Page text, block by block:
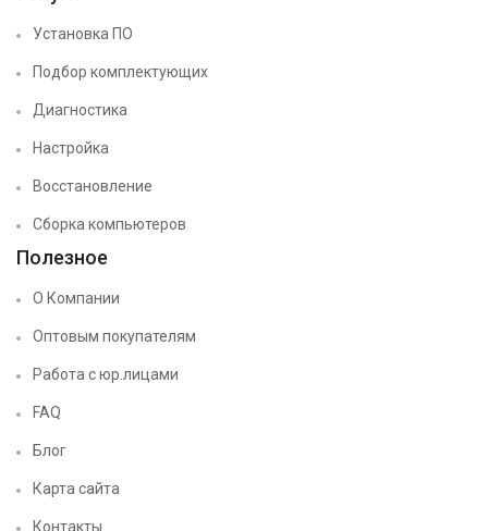
Установка ПО
Подбор комплектующих
Диагностика
Настройка
Восстановление
Сборка компьютеров
Полезное
О Компании
Оптовым покупателям
Работа с юр.лицами
FAQ
Блог
Карта сайта
Контакты